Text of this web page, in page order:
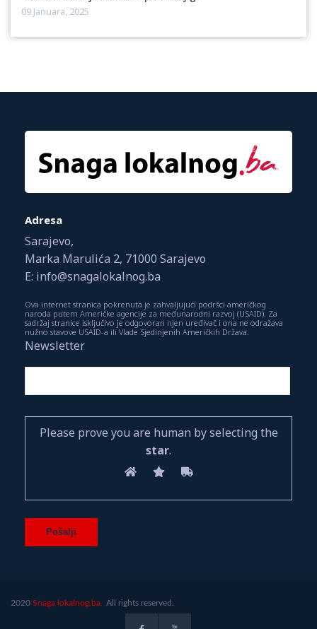
09 Januara, 2025
Adresa
Sarajevo,
Marka Marulića 2, 71000 Sarajevo
E: info@snagalokalnog.ba
Ova internet stranica pokrenuta je zahvaljujući podršci američkog
naroda putem Američke agencije za međunarodni razvoj (USAID). Za
sadržaj stranice isključivo je odgovoran njen uređivač i ona ne odražava
nužno stavove USAID-a ili Vlade Sjedinjenih Američkih Država.
Newsletter
Please prove you are human by selecting the
star.
2020 Snaga lokalnog.ba. All rights reserved.